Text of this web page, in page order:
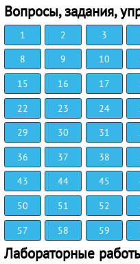
Вопросы, задания,
1 2 3
8
9 10
15
16 17
22
23 24
29
30 31
36
37 38
43
44 45
50
51 52
57
58 59
Лабораторные